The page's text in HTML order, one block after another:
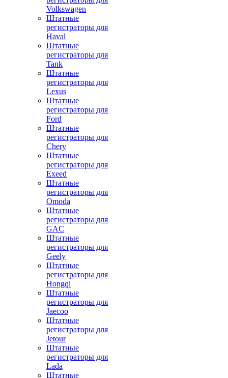
Volkswagen
Штатные
регистраторы для
Haval
Штатные
регистраторы для
Tank
Штатные
регистраторы для
Lexus
Штатные
регистраторы для
Ford
Штатные
регистраторы для
Chery
Штатные
регистраторы для
Exeed
Штатные
регистраторы для
Omoda
Штатные
регистраторы для
GAC
Штатные
регистраторы для
Geely
Штатные
регистраторы для
Hongqi
Штатные
регистраторы для
Jaecoo
Штатные
регистраторы для
Jetour
Штатные
регистраторы для
Lada
Штатные